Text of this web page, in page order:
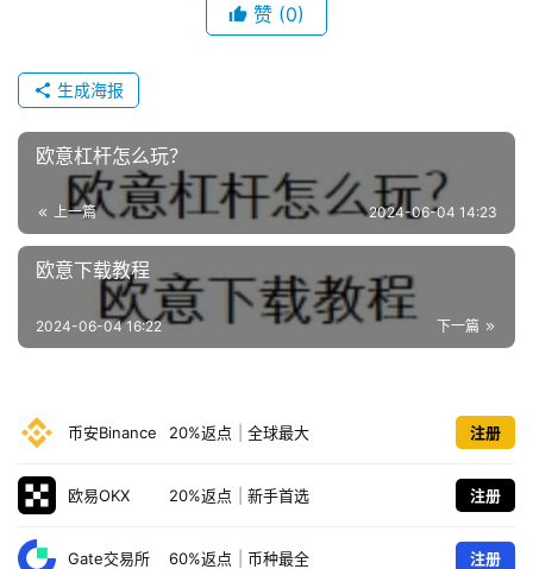
赞 (0)
生成海报
欧意杠杆怎么玩？
上一篇 2024-06-04 14:23
欧意下载教程
下一篇
2024-06-04 16:22
币安Binance 20%返点 全球最大 注册
欧易OKX 20%返点 新手首选 注册
Gate交易所 60%返点 币种最全 注册